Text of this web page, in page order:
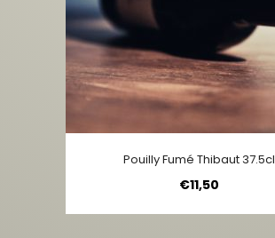
Pouilly Fumé Thibaut 37.5cl
€11,50